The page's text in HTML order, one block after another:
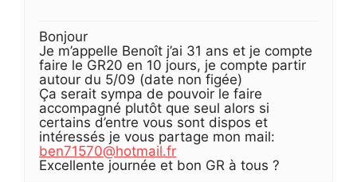
Bonjour
Je m’appelle Benoît j’ai 31 ans et je compte
faire le GR20 en 10 jours, je compte partir
autour du 5/09 (date non figée)
Ça serait sympa de pouvoir le faire
accompagné plutôt que seul alors si
certains d’entre vous sont dispos et
intéressés je vous partage mon mail:
ben71570@hotmail.fr
Excellente journée et bon GR à tous ?